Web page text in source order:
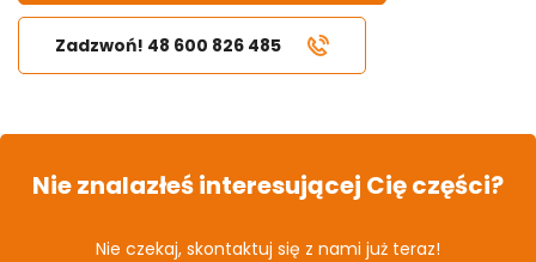
Zadzwoń! 48 600 826 485
Nie znalazłeś interesującej Cię części?
Nie czekaj, skontaktuj się z nami już teraz!